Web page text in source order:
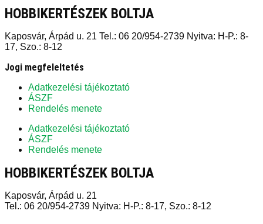
HOBBIKERTÉSZEK BOLTJA
Kaposvár, Árpád u. 21 Tel.: 06 20/954-2739 Nyitva: H-P.: 8-
17, Szo.: 8-12
Jogi megfeleltetés
Adatkezelési tájékoztató
ÁSZF
Rendelés menete
Adatkezelési tájékoztató
ÁSZF
Rendelés menete
HOBBIKERTÉSZEK BOLTJA
Kaposvár, Árpád u. 21
Tel.: 06 20/954-2739 Nyitva: H-P.: 8-17, Szo.: 8-12